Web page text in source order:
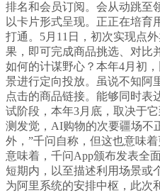
排名和会员订阅。会从动跳至
以卡片形式呈现。正正在培育
打通。5月11日，初次实现点
果，即可完成商品挑选、对比
如何的计谋野心？本年4月初
景进行定向投放。虽说不知阿
点击的商品链接。能够同时表
试阶段，本年3月底，取决于
测发觉，AI购物的次要疆场不
外，”千问自称，但这也意味
意味着，千问App颁布发表全
短期内，以至描述利用场景或
为阿里系统的安排中枢，此次